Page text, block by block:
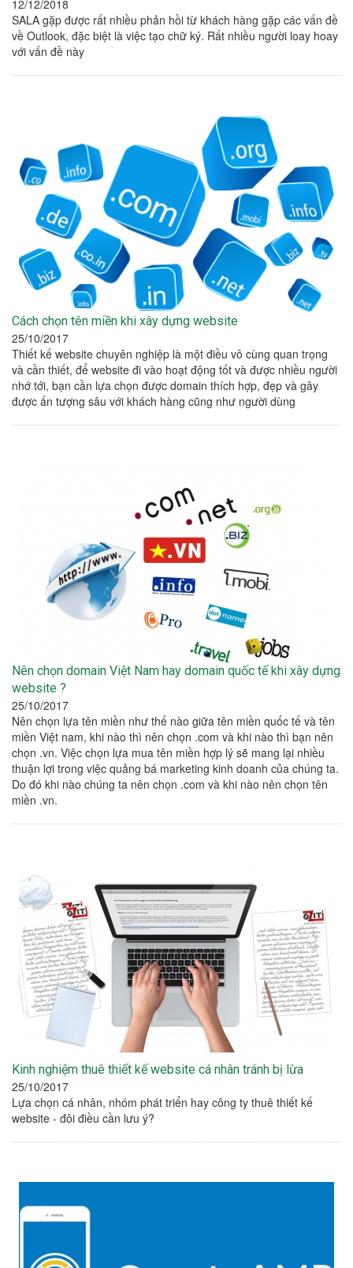
12/12/2018
SALA gặp được rất nhiều phản hồi từ khách hàng gặp các vấn đề
về Outlook, đặc biệt là việc tạo chữ ký. Rất nhiều người loay hoay
với vấn đề này
Cách chọn tên miền khi xây dựng website
25/10/2017
Thiết kế website chuyên nghiệp là một điều vô cùng quan trọng
và cần thiết, để website đi vào hoạt động tốt và được nhiều người
nhớ tới, bạn cần lựa chọn được domain thích hợp, đẹp và gây
được ấn tượng sâu với khách hàng cũng như người dùng
Nên chọn domain Việt Nam hay domain quốc tế khi xây dựng
website ?
25/10/2017
Nên chọn lựa tên miền như thế nào giữa tên miền quốc tế và tên
miền Việt nam, khi nào thì nên chọn .com và khi nào thì bạn nên
chọn .vn. Việc chọn lựa mua tên miền hợp lý sẽ mang lại nhiều
thuận lợi trong việc quảng bá marketing kinh doanh của chúng ta.
Do đó khi nào chúng ta nên chọn .com và khi nào nên chọn tên
miền .vn.
Kinh nghiệm thuê thiết kế website cá nhân tránh bị lừa
25/10/2017
Lựa chọn cá nhân, nhóm phát triển hay công ty thuê thiết kế
website - đôi điều cần lưu ý?